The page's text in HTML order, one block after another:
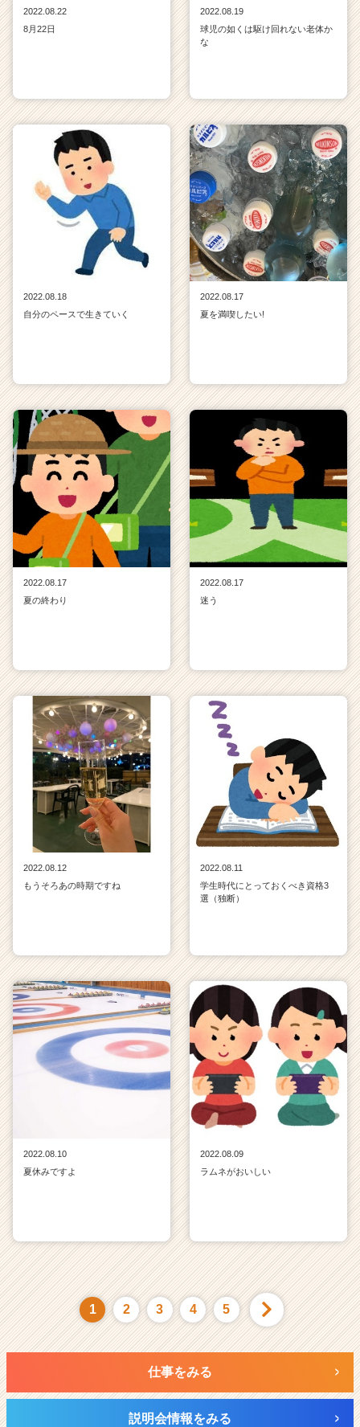
2022.08.22
8月22日
2022.08.19
球児の如くは駆け回れない老体か
な
2022.08.18
自分のペースで生きていく
2022.08.17
夏を満喫したい!
2022.08.17
夏の終わり
2022.08.17
迷う
2022.08.12
もうそろあの時期ですね
2022.08.11
学生時代にとっておくべき資格3
選（独断）
2022.08.10
夏休みですよ
2022.08.09
ラムネがおいしい
1 2 3 4 5
仕事をみる
説明会情報をみる